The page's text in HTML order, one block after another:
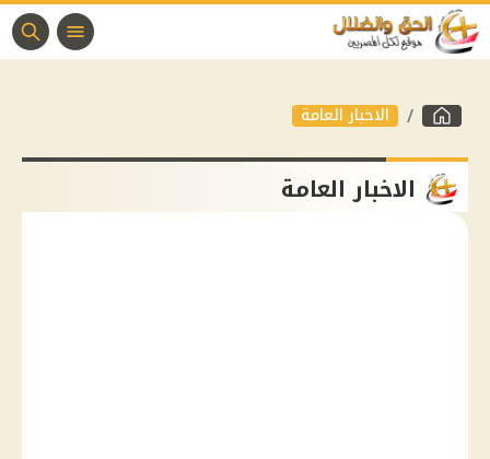
الاخبار العامة
الاخبار العامة